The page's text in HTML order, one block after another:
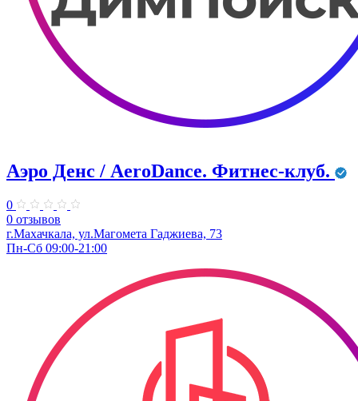
Аэро Денс / AeroDance. Фитнес-клуб.
0
0 отзывов
г.Махачкала, ​ул.Магомета Гаджиева, 73
Пн-Сб 09:00-21:00